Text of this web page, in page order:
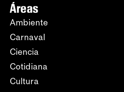
Áreas
Ambiente
Carnaval
Ciencia
Cotidiana
Cultura